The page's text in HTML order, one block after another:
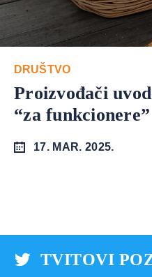
DRUŠTVO
Proizvođači
“za funkcionere”
17. MAR. 2025.
TVITOVI